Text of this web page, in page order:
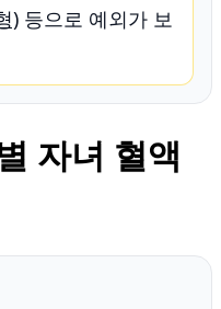
) 등으로 예외가 보
자녀 혈액